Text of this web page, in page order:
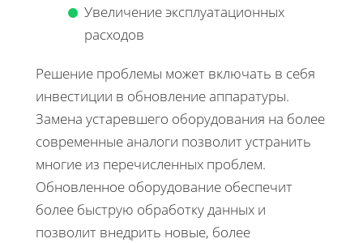
Увеличение эксплуатационных
расходов
Решение проблемы может включать в себя
инвестиции в обновление аппаратуры.
Замена устаревшего оборудования на более
современные аналоги позволит устранить
многие из перечисленных проблем.
Обновленное оборудование обеспечит
более быструю обработку данных и
позволит внедрить новые, более